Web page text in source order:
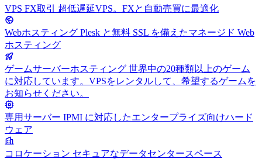
VPS FX取引 超低遅延VPS。FXと自動売買に最適化
Webホスティング Plesk と無料 SSL を備えたマネージド Web
ホスティング
ゲームサーバーホスティング 世界中の20種類以上のゲーム
に対応しています。VPSをレンタルして、希望するゲームを
お知らせください。
専用サーバー IPMI に対応したエンタープライズ向けハード
ウェア
コロケーション セキュアなデータセンタースペース